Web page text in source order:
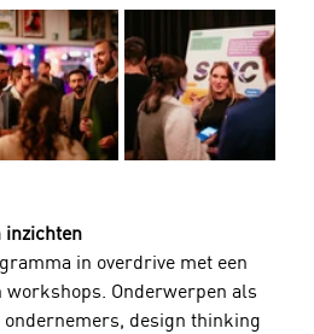
inzichten
in overdrive met een
workshops. Onderwerpen als
design thinking